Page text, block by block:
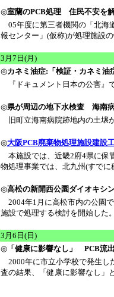
◎室蘭のPCB処理 住民不安を
05年度に第三者機関の「北海
報センター」(仮称)が処理施設
3月7日(月)
◎カネミ油症:「検証・カネミ
『ドキュメント日本の公害』
◎県が周辺の地下水検査 海南
旧町立海南病院跡地内の土壌
◎大阪PCB廃棄物処理施設建設
本施設では、近畿2府4県に保
物処理事業では、北九州(すで
◎高松の新開西公園ダイオキシ
2004年1月に高松市内の公園
施設で処理する検討を開始した。
3月6日(日)
◎「健康に影響なし」 PCB流
2000年に市立小学校で発生し
査の結果、「健康に影響なし」